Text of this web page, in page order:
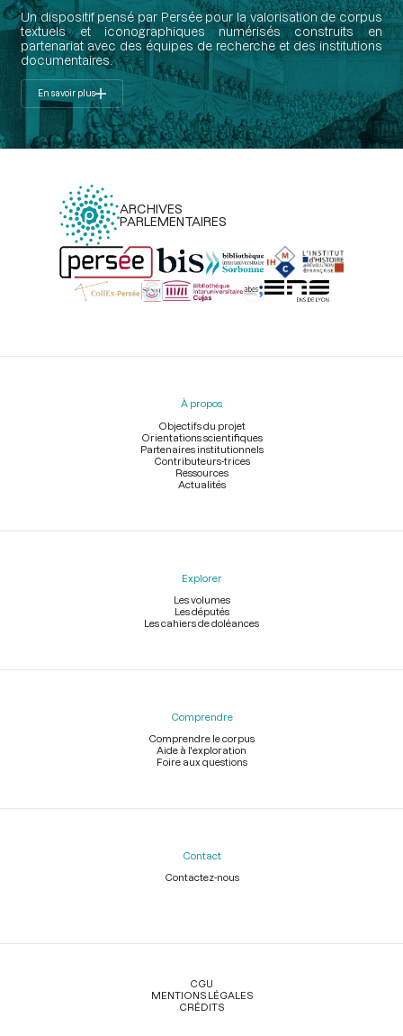
Un dispositif pensé par Persée pour la valorisation de corpus
textuels et iconographiques numérisés construits en
partenariat avec des équipes de recherche et des institutions
documentaires.
En savoir plus
ARCHIVES
PARLEMENTAIRES
Menu
À propos
Objectifs du projet
Orientations scientifiques
Partenaires institutionnels
Contributeurs-trices
Ressources
Actualités
Explorer
Les volumes
Les députés
Les cahiers de doléances
Comprendre
Comprendre le corpus
Aide à l'exploration
Foire aux questions
Contact
Contactez-nous
Légal
CGU
MENTIONS LÉGALES
CRÉDITS